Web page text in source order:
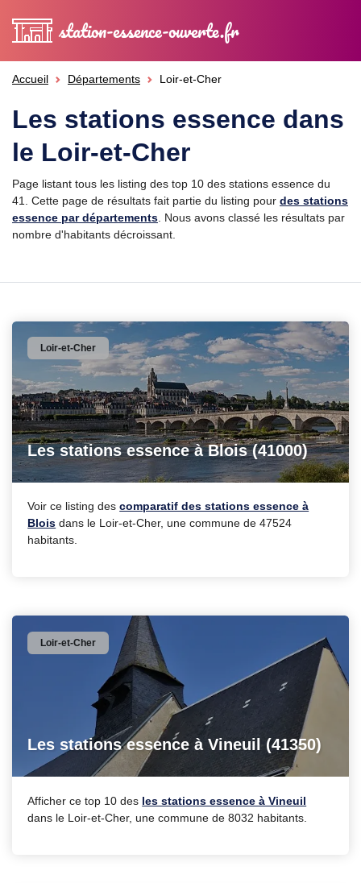
station-essence-ouverte.fr
Accueil Départements Loir-et-Cher
Les stations essence dans
le Loir-et-Cher
Page listant tous les listing des top 10 des stations essence du
41. Cette page de résultats fait partie du listing pour des stations
essence par départements . Nous avons classé les résultats par
nombre d'habitants décroissant.
Les stations essence à Blois (41000)
Loir-et-Cher
Voir ce listing descomparatif des stations essence à
Blois dans le Loir-et-Cher, une commune de 47524
habitants.
Les stations essence à Vineuil (41350)
Loir-et-Cher
Afficher ce top 10 des les stations essence à Vineuil
dans le Loir-et-Cher, une commune de 8032 habitants.